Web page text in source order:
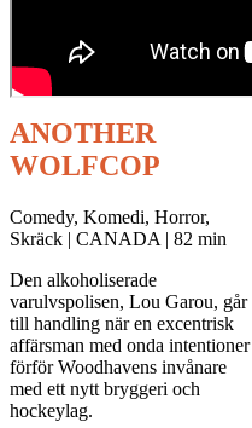
ANOTHER
WOLFCOP
Comedy, Komedi, Horror,
Skräck | CANADA | 82 min
Den alkoholiserade
varulvspolisen, Lou Garou, går
till handling när en excentrisk
affärsman med onda intentioner
förför Woodhavens invånare
med ett nytt bryggeri och
hockeylag.